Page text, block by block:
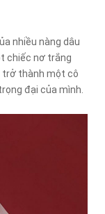
nhiều nàng dâu
chiếc nơ trắng
trở thành một cô
đại của mình.